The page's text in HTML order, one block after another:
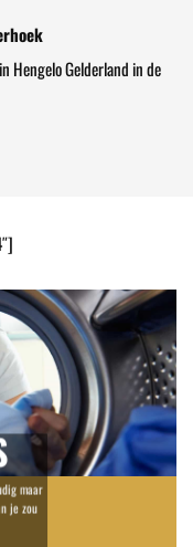
Hengelo Gelderland in de
maar
je zou